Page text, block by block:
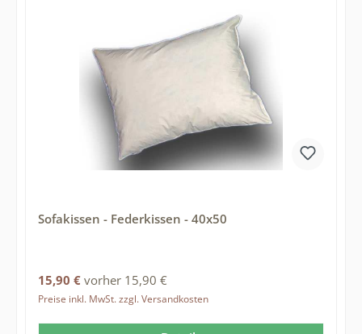
Sofakissen - Federkissen - 40x50
Regulärer Preis:
15,90 € vorher 15,90 €
Preise inkl. MwSt. zzgl. Versandkosten